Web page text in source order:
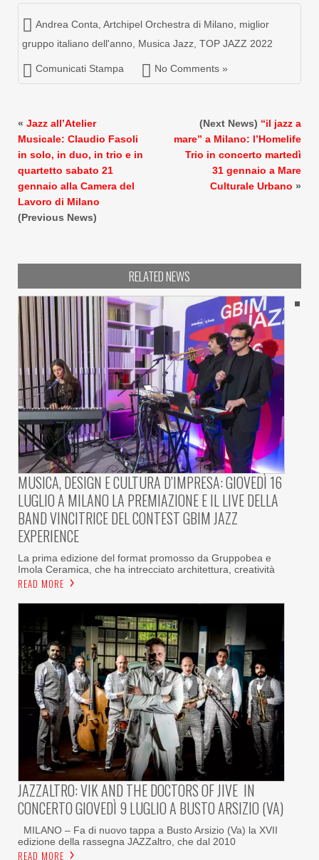
Andrea Conta Artchipel Orchestra di Milano miglior
gruppo italiano dell'anno Musica Jazz TOP JAZZ 2022
Comunicati Stampa No Comments »
« Jazz all’Atelier
Musicale: Claudio Fasoli
in solo, in duo, in trio e in
quartetto sabato 21
gennaio alla Camera del
Lavoro di Milano
(Previous News)
(Next News) “il jazz a
mare” a Milano: l’Homelife
Trio in concerto martedì
31 gennaio a Mare
Culturale Urbano »
RELATED NEWS
MUSICA, DESIGN E CULTURA D’IMPRESA: GIOVEDÌ 16
LUGLIO A MILANO LA PREMIAZIONE E IL LIVE DELLA
BAND VINCITRICE DEL CONTEST GBIM JAZZ
EXPERIENCE
La prima edizione del format promosso da Gruppobea e
Imola Ceramica, che ha intrecciato architettura, creatività
READ MORE
JAZZALTRO: VIK AND THE DOCTORS OF JIVE IN
CONCERTO GIOVEDÌ 9 LUGLIO A BUSTO ARSIZIO (VA)
MILANO – Fa di nuovo tappa a Busto Arsizio (Va) la XVII
edizione della rassegna JAZZaltro, che dal 2010
READ MORE